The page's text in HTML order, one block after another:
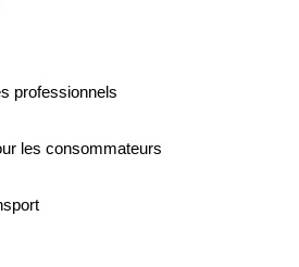
professionnels
les consommateurs